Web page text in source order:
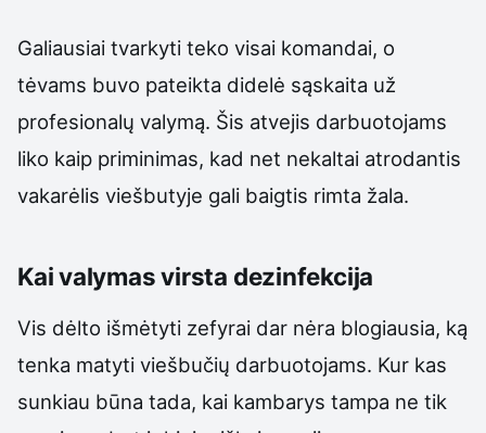
Galiausiai tvarkyti teko visai komandai, o
tėvams buvo pateikta didelė sąskaita už
profesionalų valymą. Šis atvejis darbuotojams
liko kaip priminimas, kad net nekaltai atrodantis
vakarėlis viešbutyje gali baigtis rimta žala.
Kai valymas virsta dezinfekcija
Vis dėlto išmėtyti zefyrai dar nėra blogiausia, ką
tenka matyti viešbučių darbuotojams. Kur kas
sunkiau būna tada, kai kambarys tampa ne tik